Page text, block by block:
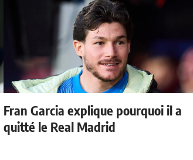
Fran Garcia explique pourquoi il a
quitté le Real Madrid